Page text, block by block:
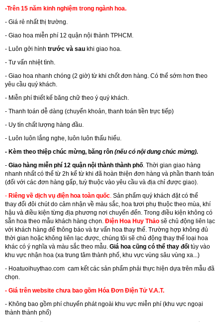
-Trên 15 năm kinh nghiệm trong ngành hoa.
- Giá rẻ nhất thị trường.
- Giao hoa miễn phí 12 quận nội thành TPHCM.
- Luôn gởi hình trước và sau khi giao hoa.
- Tư vấn nhiệt tình.
- Giao hoa nhanh chóng (2 giờ) từ khi chốt đơn hàng. Có thể sớm hơn theo
yêu cầu quý khách.
- Miễn phí thiết kế băng chữ theo ý quý khách.
- Thanh toán dễ dàng (chuyển khoản, thanh toán tiền trực tiếp)
- Uy tín chất lượng hàng đầu.
- Luôn luôn lắng nghe, luôn luôn thấu hiểu.
- Kèm theo thiệp chúc mừng, băng rôn (nếu có nội dung chúc mừng).
- Giao hàng miễn phí 12 quận nội thành thành phố. Thời gian giao hàng
nhanh nhất có thể từ 2h kể từ khi đã hoàn thiện đơn hàng và phần thanh toán
(đối với các đơn hàng gấp, tuỳ thuộc vào yêu cầu và địa chỉ được giao).
- Riêng về dịch vụ điện hoa toàn quốc. Sản phẩm quý khách đặt có thể
thay đổi đôi chút do cảm nhận về màu sắc, hoa tươi phụ thuộc theo mùa, khí
hậu và điều kiện từng địa phương nơi chuyển đến. Trong điều kiện không có
sẵn hoa theo mẫu khách hàng chọn. Điện Hoa Huy Thảo sẽ chủ động liên lạc
với khách hàng để thông báo và tư vấn hoa thay thế. Trường hợp không đủ
thời gian hoặc không liên lạc được, chúng tôi sẽ chủ động thay thế loại hoa
khác có ý nghĩa và màu sắc theo mẫu. Giá hoa cũng có thể thay đổi tùy vào
khu vực nhận hoa (xa trung tâm thành phố, khu vực vùng sâu vùng xa...)
- Hoatuoihuythao.com cam kết các sản phẩm phải thực hiện dựa trên mẫu đã
chọn.
- Giá trên website chưa bao gồm Hóa Đơn Điện Tử V.A.T.
- Không bao gồm phí chuyển phát ngoài khu vực miễn phí (khu vực ngoại
thành thành phố)